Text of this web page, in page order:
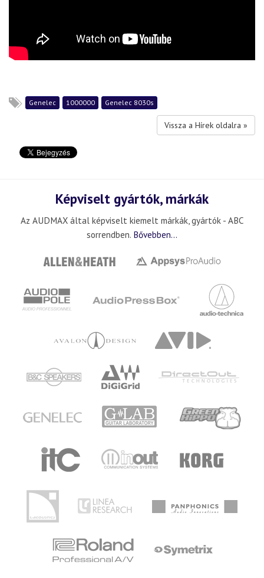
Genelec 1000000 Genelec 8030s
Vissza a Hírek oldalra »
Képviselt gyártók, márkák
Az AUDMAX által képviselt kiemelt márkák, gyártók - ABC
sorrendben. Bővebben...